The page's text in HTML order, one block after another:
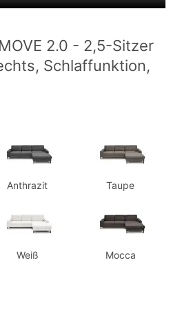
2.0 - 2,5-Sitzer
Schlaffunktion,
Anthrazit Taupe
Weiß Mocca